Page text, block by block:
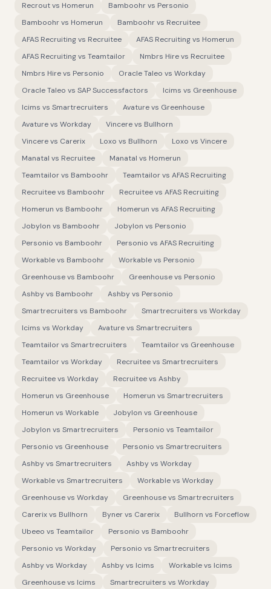
Recroutvs Homerun Bamboohrvs Personio
Bamboohrvs Homerun Bamboohrvs Recruitee
AFAS Recruitingvs Recruitee AFAS Recruitingvs Homerun
AFAS Recruitingvs Teamtailor Nmbrs Hirevs Recruitee
Nmbrs Hirevs Personio Oracle Taleo vs Workday
Oracle Taleo vs SAP Successfactors Icims vs Greenhouse
Icims vs Smartrecruiters Avaturevs Greenhouse
Avaturevs Workday Vincerevs Bullhorn
Vincerevs Carerix Loxo vs Bullhorn Loxo vs Vincere
Manatal vs Recruitee Manatal vs Homerun
Teamtailorvs Bamboohr Teamtailorvs AFAS Recruiting
Recruiteevs Bamboohr Recruiteevs AFAS Recruiting
Homerun vs Bamboohr Homerun vs AFAS Recruiting
Jobylon vs Bamboohr Jobylon vs Personio
Personio vs Bamboohr Personio vs AFAS Recruiting
Workablevs Bamboohr Workablevs Personio
Greenhousevs Bamboohr Greenhousevs Personio
Ashbyvs Bamboohr Ashbyvs Personio
Smartrecruiters vs Bamboohr Smartrecruiters vs Workday
Icims vs Workday Avaturevs Smartrecruiters
Teamtailorvs Smartrecruiters Teamtailorvs Greenhouse
Teamtailorvs Workday Recruiteevs Smartrecruiters
Recruiteevs Workday Recruiteevs Ashby
Homerun vs Greenhouse Homerun vs Smartrecruiters
Homerun vs Workable Jobylon vs Greenhouse
Jobylon vs Smartrecruiters Personio vs Teamtailor
Personio vs Greenhouse Personio vs Smartrecruiters
Ashbyvs Smartrecruiters Ashbyvs Workday
Workablevs Smartrecruiters Workablevs Workday
Greenhousevs Workday Greenhousevs Smartrecruiters
Carerixvs Bullhorn Bynervs Carerix Bullhorn vs Forceflow
Ubeeo vs Teamtailor Personio vs Bamboohr
Personio vs Workday Personio vs Smartrecruiters
Ashbyvs Workday Ashbyvs Icims Workablevs Icims
Greenhousevs Icims Smartrecruiters vs Workday